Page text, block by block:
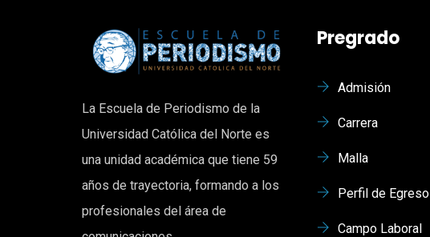
La Escuela de Periodismo de la
Universidad Católica del Norte es
una unidad académica que tiene 59
años de trayectoria, formando a los
profesionales del área de
Pregrado
Admisión
Carrera
Malla
Perfil de Egreso
Campo Laboral